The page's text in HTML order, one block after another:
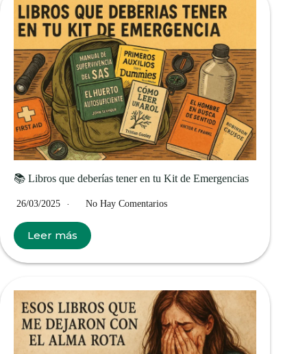
📚 Libros que deberías tener en tu Kit de Emergencias
26/03/2025 No Hay Comentarios
Leer más